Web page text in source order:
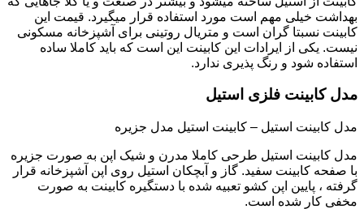
بهداشت خیلی مهم است مورد استفاده قرار میگیرد. قیمت این
کابینت نسبتا گران است و متریال روتینی برای آشپزخانه مسکونی
نیست. یکی از ایرادات این کابینت این است که باید کاملا ساده
استفاده شود و رنگ پذیری ندارد.
مدل کابینت فلزی استیل
مدل کابینت استیل – کابینت استیل مدل جزیره
مدل کابینت استیل طرحی کاملا مدرن و شیک اپن به صورت جزیره
با صفحه کابینت سفید. گاز و آبچکان استیل روی اپن آشپزخانه قرار
گرفته ، پایین اپن کشو تعبیه شده با دستگیره کابینت به صورت
مخفی کار شده است.